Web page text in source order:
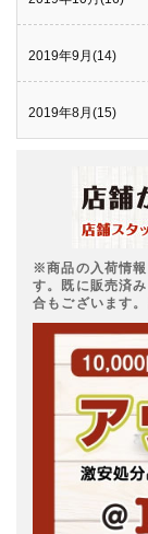
2019年9月(14)
2019年8月(15)
※商品の入荷情報
す。既に販売済
合もございます